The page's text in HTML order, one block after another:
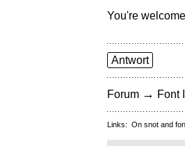
You're welcome
Antwort
Forum → Font
Links: On snot and